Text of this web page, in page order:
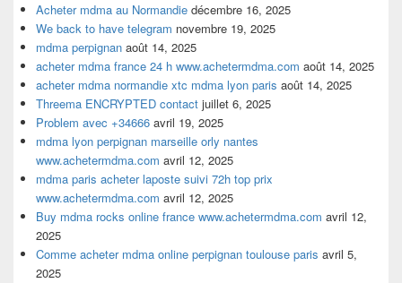
Acheter mdma au Normandie décembre 16, 2025
We back to have telegram novembre 19, 2025
mdma perpignan août 14, 2025
acheter mdma france 24 h www.achetermdma.com août 14, 2025
acheter mdma normandie xtc mdma lyon paris août 14, 2025
Threema ENCRYPTED contact juillet 6, 2025
Problem avec +34666 avril 19, 2025
mdma lyon perpignan marseille orly nantes
www.achetermdma.com avril 12, 2025
mdma paris acheter laposte suivi 72h top prix
www.achetermdma.com avril 12, 2025
Buy mdma rocks online france www.achetermdma.com avril 12,
2025
Comme acheter mdma online perpignan toulouse paris avril 5,
2025